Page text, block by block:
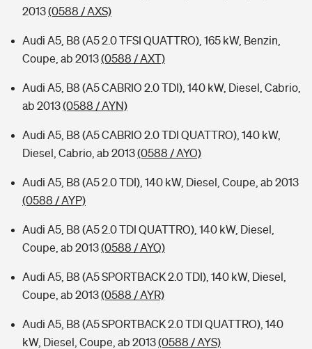
2013(0588 / AXS)
Audi A5, B8 (A5 2.0 TFSI QUATTRO), 165 kW, Benzin,
Coupe, ab 2013(0588 / AXT)
Audi A5, B8 (A5 CABRIO 2.0 TDI), 140 kW, Diesel, Cabrio,
ab 2013(0588 / AYN)
Audi A5, B8 (A5 CABRIO 2.0 TDI QUATTRO), 140 kW,
Diesel, Cabrio, ab 2013(0588 / AYO)
Audi A5, B8 (A5 2.0 TDI), 140 kW, Diesel, Coupe, ab 2013
(0588 / AYP)
Audi A5, B8 (A5 2.0 TDI QUATTRO), 140 kW, Diesel,
Coupe, ab 2013(0588 / AYQ)
Audi A5, B8 (A5 SPORTBACK 2.0 TDI), 140 kW, Diesel,
Coupe, ab 2013(0588 / AYR)
Audi A5, B8 (A5 SPORTBACK 2.0 TDI QUATTRO), 140
kW, Diesel, Coupe, ab 2013(0588 / AYS)